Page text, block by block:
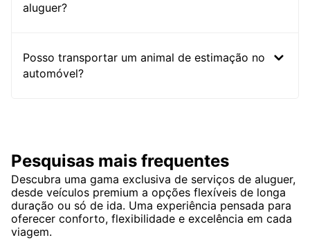
aluguer?
Posso transportar um animal de estimação no
automóvel?
Pesquisas mais frequentes
Descubra uma gama exclusiva de serviços de aluguer,
desde veículos premium a opções flexíveis de longa
duração ou só de ida. Uma experiência pensada para
oferecer conforto, flexibilidade e excelência em cada
viagem.